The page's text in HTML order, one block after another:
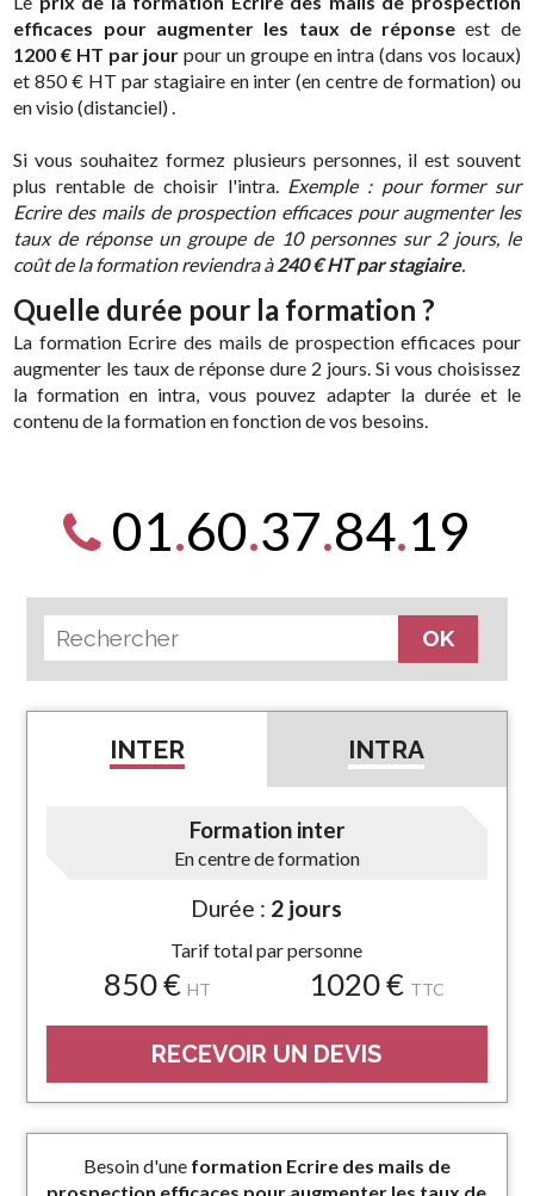
efficaces pour augmenter les taux de réponse est de
1200 € HT par jour pour un groupe en intra (dans vos locaux)
et 850 € HT par stagiaire en inter (en centre de formation) ou
en visio (distanciel) .
Si vous souhaitez formez plusieurs personnes, il est souvent
plus rentable de choisir l'intra. Exemple : pour former sur
Ecrire des mails de prospection efficaces pour augmenter les
taux de réponse un groupe de 10 personnes sur 2 jours, le
coût de la formation reviendra à240 € HT par stagiaire.
Quelle durée pour la formation ?
La formation Ecrire des mails de prospection efficaces pour
augmenter les taux de réponse dure 2 jours. Si vous choisissez
la formation en intra, vous pouvez adapter la durée et le
contenu de la formation en fonction de vos besoins.
01.60.37.84.19
INTER INTRA
Formation inter
En centre de formation
Durée : 2 jours
Tarif total par personne
850 € HT 1020 € TTC
RECEVOIR UN DEVIS
Besoin d'une formation Ecrire des mails de